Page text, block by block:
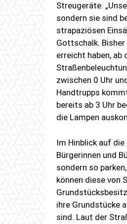
Streugeräte.
sondern sie sind
strapaziösen
Gottschalk.
erreicht haben,
zwischen 0 Uhr
Handtrupps
bereits ab 3 Uhr
die Lampen
Im Hinblick auf
Bürgerinnen und
sondern so
können diese von
ihre Grundstücke
sind. Laut der